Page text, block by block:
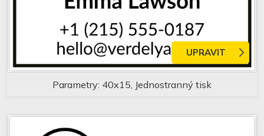
Parametry: 40x15, Jednostranný tisk
UPRAVIT